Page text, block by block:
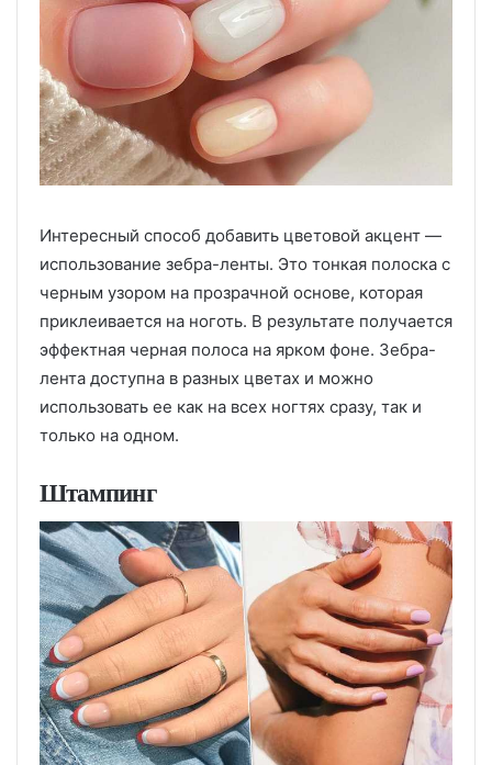
Интересный способ добавить цветовой акцент —
использование зебра-ленты. Это тонкая полоска с
черным узором на прозрачной основе, которая
приклеивается на ноготь. В результате получается
эффектная черная полоса на ярком фоне. Зебра-
лента доступна в разных цветах и можно
использовать ее как на всех ногтях сразу, так и
только на одном.
Штампинг